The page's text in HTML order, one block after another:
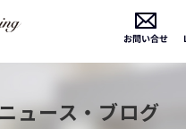
ニュース・ブログ